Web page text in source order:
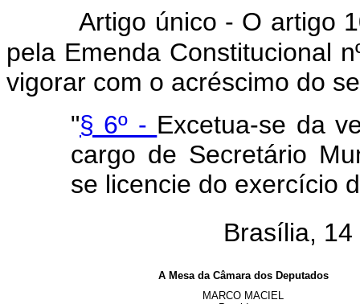
Artigo único - O artigo
pela Emenda Constitucional
vigorar com o acréscimo do
"§ 6º - Excetua-se da
cargo de Secretário
se licencie do exercício
Brasília,
A Mesa da Câmara dos Deputados
MARCO MACIEL